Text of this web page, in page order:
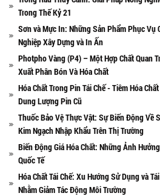
Trong Thế Kỷ 21
Sơn và Mực In: Những Sản Phẩm Phục Vụ
Nghiệp Xây Dựng và In Ấn
Photpho Vàng (P4) – Một Hợp Chất Quan
Xuất Phân Bón Và Hóa Chất
Hóa Chất Trong Pin Tái Chế - Tiêm Hóa
Dung Lượng Pin Cũ
Thuốc Bảo Vệ Thực Vật: Sự Biến Động Về
Kim Ngạch Nhập Khẩu Trên Thị Trường
Biến Động Giá Hóa Chất: Những Ảnh
Quốc Tế
Hóa Chất Tái Chế: Xu Hướng Sử Dụng và
Nhằm Giảm Tác Động Môi Trường